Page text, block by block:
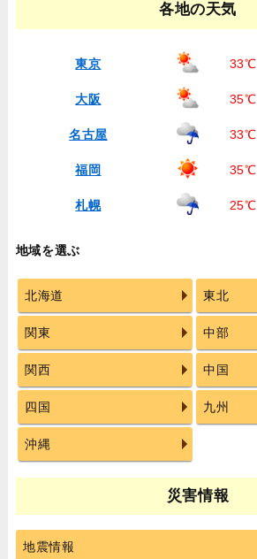
各地の天気
東京 33℃
大阪 35℃
名古屋 33℃
福岡 35℃
札幌 25℃
地域を選ぶ
北海道 東北
関東 中部
関西 中国
四国 九州
沖縄
災害情報
地震情報